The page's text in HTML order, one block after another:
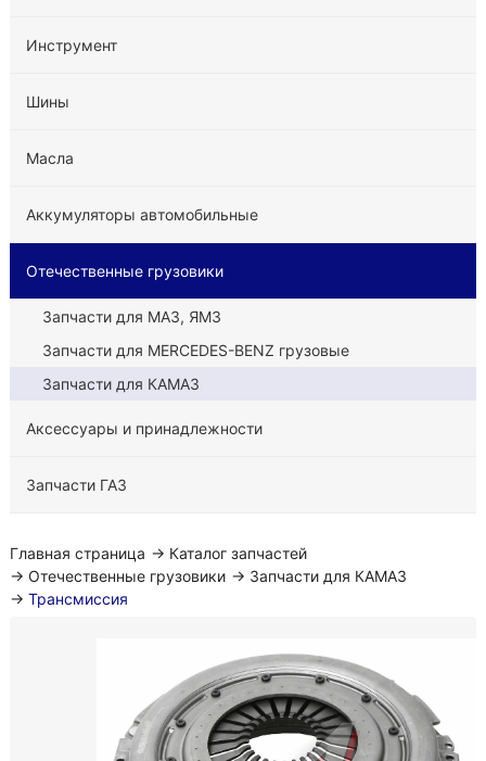
Инструмент
Шины
Масла
Аккумуляторы автомобильные
Отечественные грузовики
Запчасти для МАЗ, ЯМЗ
Запчасти для MERCEDES-BENZ грузовые
Запчасти для КАМАЗ
Аксессуары и принадлежности
Запчасти ГАЗ
Главная страница → Каталог запчастей
→ Отечественные грузовики → Запчасти для КАМАЗ
→ Трансмиссия